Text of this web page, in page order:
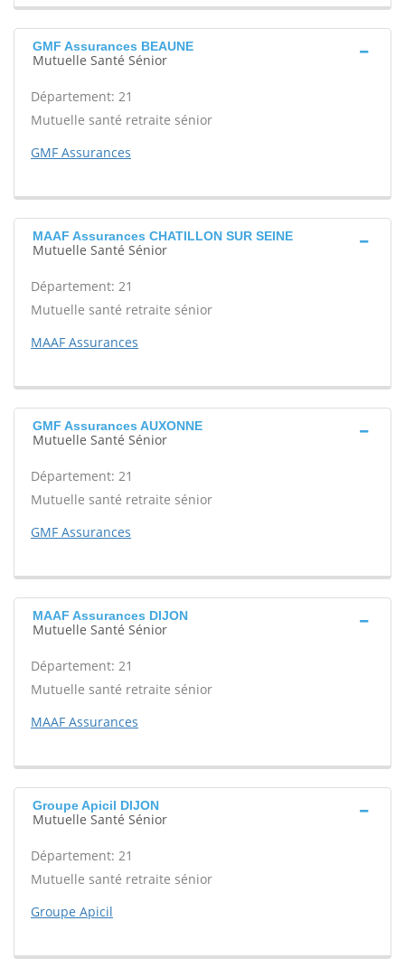
GMF Assurances BEAUNE
Mutuelle Santé Sénior
Département: 21
Mutuelle santé retraite sénior
GMF Assurances
MAAF Assurances CHATILLON SUR SEINE
Mutuelle Santé Sénior
Département: 21
Mutuelle santé retraite sénior
MAAF Assurances
GMF Assurances AUXONNE
Mutuelle Santé Sénior
Département: 21
Mutuelle santé retraite sénior
GMF Assurances
MAAF Assurances DIJON
Mutuelle Santé Sénior
Département: 21
Mutuelle santé retraite sénior
MAAF Assurances
Groupe Apicil DIJON
Mutuelle Santé Sénior
Département: 21
Mutuelle santé retraite sénior
Groupe Apicil